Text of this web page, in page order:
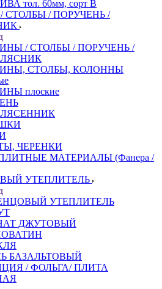
тол. 60мм, сорт В
СТОЛБЫ / ПОРУЧЕНЬ /
/ СТОЛБЫ / ПОРУЧЕНЬ /
СТОЛБЫ, КОЛОННЫ
плоские
ЧЕРЕНКИ
МАТЕРИАЛЫ (Фанера /
УТЕПЛИТЕЛЬ
УТЕПЛИТЕЛЬ
ДЖУТОВЫЙ
БАЗАЛЬТОВЫЙ
/ ФОЛЬГА/ ПЛИТА